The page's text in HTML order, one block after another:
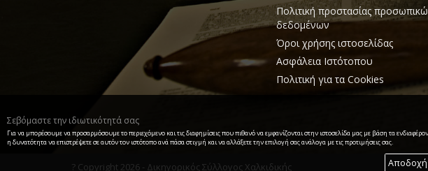
Πολιτική προστασίας
δεδομένων
Όροι χρήσης ιστοσελίδας
Ασφάλεια Ιστότοπου
Πολιτική για τα Cookies
? Copyright 2026 - Δικηγορικός Σύλλογος Χαλκιδικής
Σεβόμαστε την ιδιωτικότητά σας
Για να μπορέσουμε να προσαρμόσουμε το περιεχόμενο και τις διαφημίσεις που πιθανό να εμφανίζονται στην ιστοσελίδα μας με βάση τα
η δυνατότητα να επιστρέψετε σε αυτόν τον ιστότοπο ανά πάσα στιγμή και να αλλάξετε την επιλογή σας ανάλογα με τις προτιμήσεις σας.